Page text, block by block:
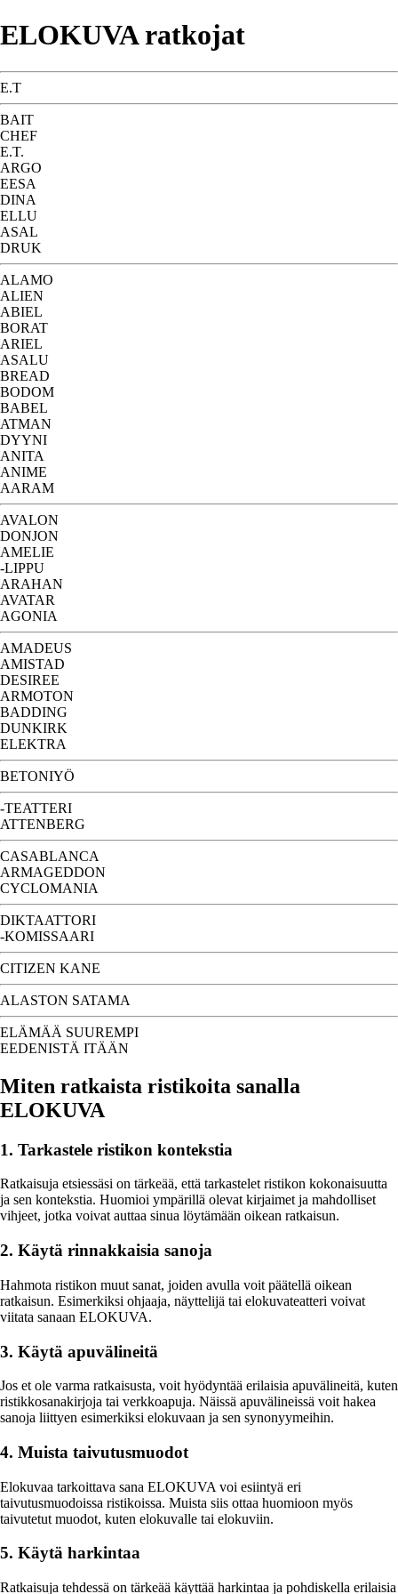
ELOKUVA ratkojat
E.T
BAIT
CHEF
E.T.
ARGO
EESA
DINA
ELLU
ASAL
DRUK
ALAMO
ALIEN
ABIEL
BORAT
ARIEL
ASALU
BREAD
BODOM
BABEL
ATMAN
DYYNI
ANITA
ANIME
AARAM
AVALON
DONJON
AMELIE
-LIPPU
ARAHAN
AVATAR
AGONIA
AMADEUS
AMISTAD
DESIREE
ARMOTON
BADDING
DUNKIRK
ELEKTRA
BETONIYÖ
-TEATTERI
ATTENBERG
CASABLANCA
ARMAGEDDON
CYCLOMANIA
DIKTAATTORI
-KOMISSAARI
CITIZEN KANE
ALASTON SATAMA
ELÄMÄÄ SUUREMPI
EEDENISTÄ ITÄÄN
Miten ratkaista ristikoita sanalla
ELOKUVA
1. Tarkastele ristikon kontekstia
Ratkaisuja etsiessäsi on tärkeää, että tarkastelet ristikon kokonaisuutta
ja sen kontekstia. Huomioi ympärillä olevat kirjaimet ja mahdolliset
vihjeet, jotka voivat auttaa sinua löytämään oikean ratkaisun.
2. Käytä rinnakkaisia sanoja
Hahmota ristikon muut sanat, joiden avulla voit päätellä oikean
ratkaisun. Esimerkiksi ohjaaja, näyttelijä tai elokuvateatteri voivat
viitata sanaan ELOKUVA.
3. Käytä apuvälineitä
Jos et ole varma ratkaisusta, voit hyödyntää erilaisia apuvälineitä, kuten
ristikkosanakirjoja tai verkkoapuja. Näissä apuvälineissä voit hakea
sanoja liittyen esimerkiksi elokuvaan ja sen synonyymeihin.
4. Muista taivutusmuodot
Elokuvaa tarkoittava sana ELOKUVA voi esiintyä eri
taivutusmuodoissa ristikoissa. Muista siis ottaa huomioon myös
taivutetut muodot, kuten elokuvalle tai elokuviin.
5. Käytä harkintaa
Ratkaisuja tehdessä on tärkeää käyttää harkintaa ja pohdiskella erilaisia